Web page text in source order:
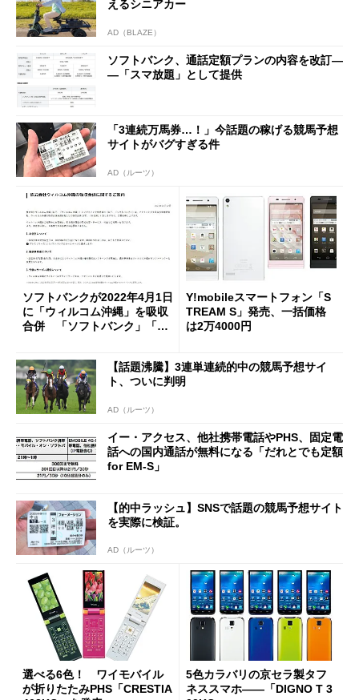
えるシニアカー
AD（BLAZE）
ソフトバンク、通話定額プランの内容を改訂―
―「スマ放題」として提供
「3連続万馬券…！」今話題の稼げる競馬予想
サイトがバグすぎる件
AD（ルーツ）
ソフトバンクが2022年4月1日
に「ウィルコム沖縄」を吸収
合併 「ソフトバンク」「Y!
Y!mobileスマートフォン「S
TREAM S」発売、一括価格
は2万4000円
【話題沸騰】3連単連続的中の競馬予想サイ
ト、ついに判明
AD（ルーツ）
イー・アクセス、他社携帯電話やPHS、固定電
話への国内通話が無料になる「だれとでも定額
for EM-S」
【的中ラッシュ】SNSで話題の競馬予想サイト
を実際に検証。
AD（ルーツ）
選べる6色！ ワイモバイル
が折りたたみPHS「CRESTIA
5色カラバリの京セラ製タフ
ネススマホ――「DIGNO T 3